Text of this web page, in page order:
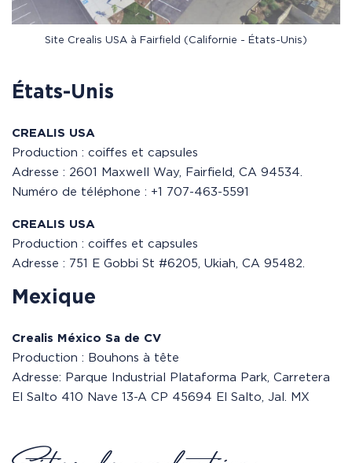
Site Crealis USA à Fairfield (Californie - États-Unis)
États-Unis
CREALIS USA
Production : coiffes et capsules
Adresse : 2601 Maxwell Way, Fairfield, CA 94534.
Numéro de téléphone : +1 707-463-5591
CREALIS USA
Production : coiffes et capsules
Adresse : 751 E Gobbi St #6205, Ukiah, CA 95482.
Mexique
Crealis México Sa de CV
Production : Bouhons à tête
Adresse: Parque Industrial Plataforma Park, Carretera
El Salto 410 Nave 13-A CP 45694 El Salto, Jal. MX